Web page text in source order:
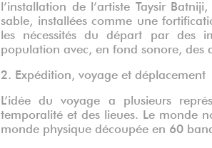
l’installation de l’artiste Taysir
sable, installées comme une
les nécessités du départ par des
population avec, en fond sonore, des
2. Expédition, voyage et déplacement
L’idée du voyage a plusieurs
temporalité et des lieues. Le monde
monde physique découpée en 60